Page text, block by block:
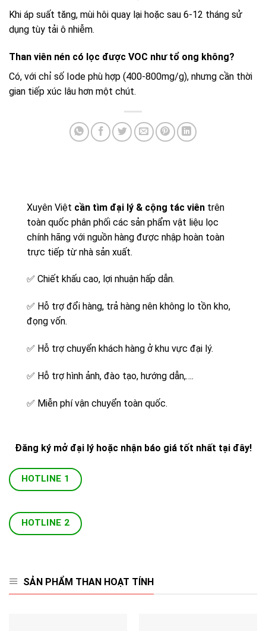
Khi áp suất tăng, mùi hôi quay lại hoặc sau 6-12 tháng sử
dụng tùy tải ô nhiễm.
Than viên nén có lọc được VOC như tổ ong không?
Có, với chỉ số Iode phù hợp (400-800mg/g), nhưng cần thời
gian tiếp xúc lâu hơn một chút.
Xuyên Việt cần tìm đại lý & cộng tác viên trên
toàn quốc phân phối các sản phẩm vật liệu lọc
chính hãng với nguồn hàng được nhập hoàn toàn
trực tiếp từ nhà sản xuất.
✅ Chiết khấu cao, lợi nhuận hấp dẫn.
✅ Hỗ trợ đổi hàng, trả hàng nên không lo tồn kho,
đọng vốn.
✅ Hỗ trợ chuyển khách hàng ở khu vực đại lý.
✅ Hỗ trợ hình ảnh, đào tạo, hướng dẫn,….
✅ Miễn phí vận chuyển toàn quốc.
Đăng ký mở đại lý hoặc nhận báo giá tốt nhất tại đây!
HOTLINE 1
HOTLINE 2
SẢN PHẨM THAN HOẠT TÍNH